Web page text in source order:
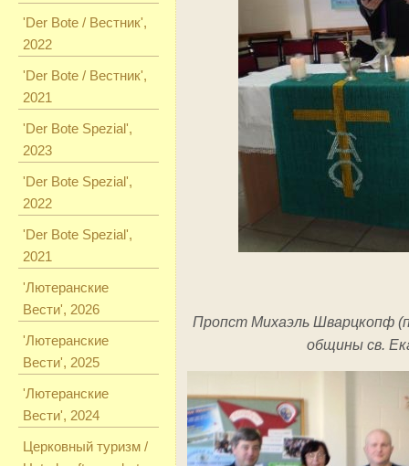
'Der Bote / Вестник',
2022
'Der Bote / Вестник',
2021
'Der Bote Spezial',
2023
'Der Bote Spezial',
2022
'Der Bote Spezial',
2021
'Лютеранские
Вести', 2026
'Лютеранские
Вести', 2025
'Лютеранские
Вести', 2024
Церковный туризм /
Пропст Михаэль Шварцкопф
общины св.